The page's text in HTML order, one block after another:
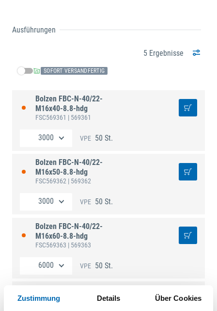
Zustimmung Details Über Cookies
Ausführungen
5 Ergebnisse
SOFORT VERSANDFERTIG
Bolzen FBC-N-40/22-
M16x40-8.8-hdg
FSC569361 | 569361
VPE 50 St.
Bolzen FBC-N-40/22-
M16x50-8.8-hdg
FSC569362 | 569362
VPE 50 St.
Bolzen FBC-N-40/22-
M16x60-8.8-hdg
FSC569363 | 569363
VPE 50 St.
M16x80-8.8-hdg